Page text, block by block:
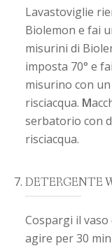
Lavastoviglie
Biolemon e fai
misurini di
imposta 70° e
misurino con un
risciacqua. M
serbatorio con
risciacqua.
DETERGENTE
Cospargi il vaso
agire per 30